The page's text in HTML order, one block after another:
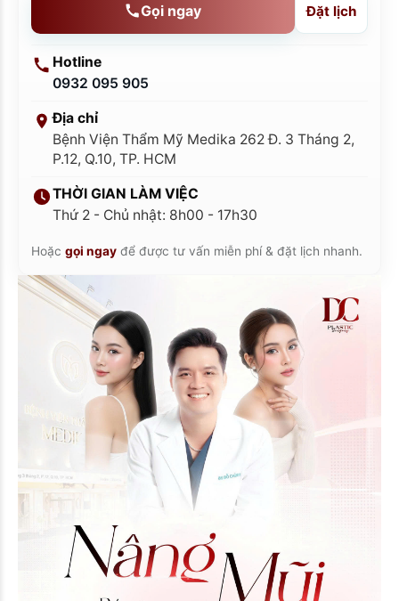
Gọi ngay Đặt lịch
Hotline
0932 095 905
Địa chỉ
Bệnh Viện Thẩm Mỹ Medika 262 Đ. 3 Tháng 2,
P.12, Q.10, TP. HCM
THỜI GIAN LÀM VIỆC
Thứ 2 - Chủ nhật: 8h00 - 17h30
Hoặc gọi ngay để được tư vấn miễn phí & đặt lịch nhanh.